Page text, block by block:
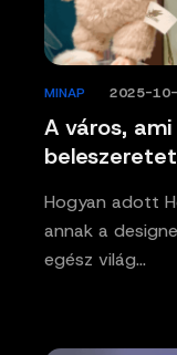
A város,
MINAP 2025-
Hogyan adott
annak a
egész világ…